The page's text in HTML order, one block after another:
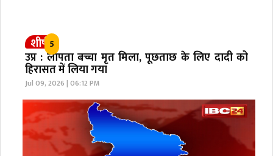
शीर्ष 5
उप्र : लापता बच्चा मृत मिला, पूछताछ के लिए दादी को
हिरासत में लिया गया
Jul 09, 2026 | 06:12 PM